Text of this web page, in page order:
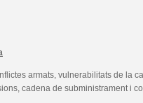
armats, vulnerabilitats de la
cadena de subministrament i